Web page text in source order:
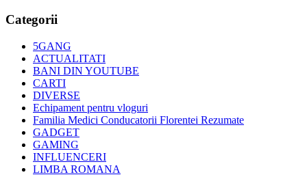
Categorii
5GANG
ACTUALITATI
BANI DIN YOUTUBE
CARTI
DIVERSE
Echipament pentru vloguri
Familia Medici Conducatorii Florentei Rezumate
GADGET
GAMING
INFLUENCERI
LIMBA ROMANA